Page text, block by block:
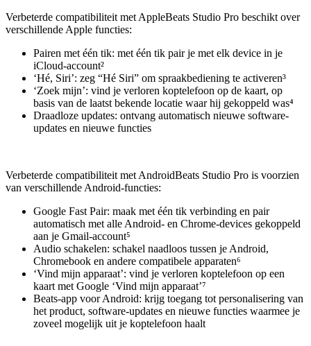
Verbeterde compatibiliteit met AppleBeats Studio Pro beschikt over
verschillende Apple functies:
Pairen met één tik: met één tik pair je met elk device in je
iCloud-account²
‘Hé, Siri’: zeg “Hé Siri” om spraakbediening te activeren³
‘Zoek mijn’: vind je verloren koptelefoon op de kaart, op
basis van de laatst bekende locatie waar hij gekoppeld was⁴
Draadloze updates: ontvang automatisch nieuwe software-
updates en nieuwe functies
Verbeterde compatibiliteit met AndroidBeats Studio Pro is voorzien
van verschillende Android-functies:
Google Fast Pair: maak met één tik verbinding en pair
automatisch met alle Android- en Chrome-devices gekoppeld
aan je Gmail-account⁵
Audio schakelen: schakel naadloos tussen je Android,
Chromebook en andere compatibele apparaten⁶
‘Vind mijn apparaat’: vind je verloren koptelefoon op een
kaart met Google ‘Vind mijn apparaat’⁷
Beats-app voor Android: krijg toegang tot personalisering van
het product, software-updates en nieuwe functies waarmee je
zoveel mogelijk uit je koptelefoon haalt